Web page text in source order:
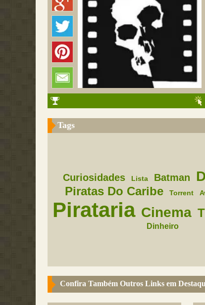
Tags
Curiosidades Lista Batman
Piratas Do Caribe Torrent
Pirataria Cinema
Dinheiro
Confira Também Outros Links em